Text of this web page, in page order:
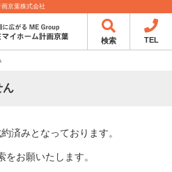
京葉株式会社
検索 TEL
ん
済みとなっております。
をお願いたします。